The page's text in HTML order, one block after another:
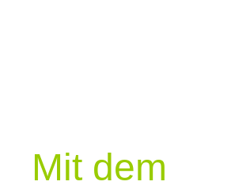
Mit dem